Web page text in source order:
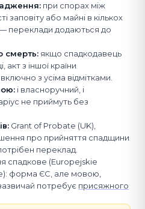
: при спорах між
заповіту або майні в кількох
переклади додаються до
смерть: якщо спадкодавець
з іншої країни
з усіма відмітками.
: і власноручний, і
не приймуть без
: Grant of Probate (UK),
про прийняття спадщини
переклад.
спадкове (Europejskie
форма ЄС, але мовою,
потребує присяжного